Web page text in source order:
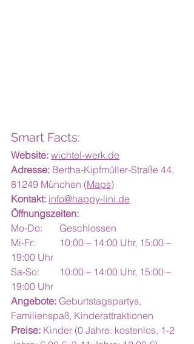
Smart Facts:
Website: wichtel-werk.de
Adresse: Bertha-Kipfmüller-Straße 44,
81249 München (Maps)
Kontakt: info@happy-lini.de
Öffnungszeiten:
Mo-Do: 	Geschlossen
Mi-Fr: 	10:00 – 14:00 Uhr, 15:00 –
19:00 Uhr
Sa-So: 	10:00 – 14:00 Uhr, 15:00 –
19:00 Uhr
Angebote: Geburtstagspartys,
Familienspaß, Kinderattraktionen
Preise: Kinder (0 Jahre: kostenlos, 1-2